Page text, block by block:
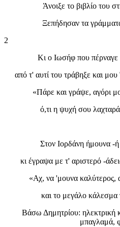
Άνοιξε το βιβλίο του
Ξεπήδησαν τα
2
Κι ο Ιωσήφ που πέρναγε
από τ' αυτί του τράβηξε και
«Πάρε και γράψε, αγόρι
ό,τι η ψυχή σου
Στον Ιορδάνη ήμουνα -
κι έγραψα με τ' αριστερό -
«Αχ, να 'μουνα καλύτερος,
και το μεγάλο
Βάσω Δημητρίου: ηλεκτρική
μπαγλαμά,